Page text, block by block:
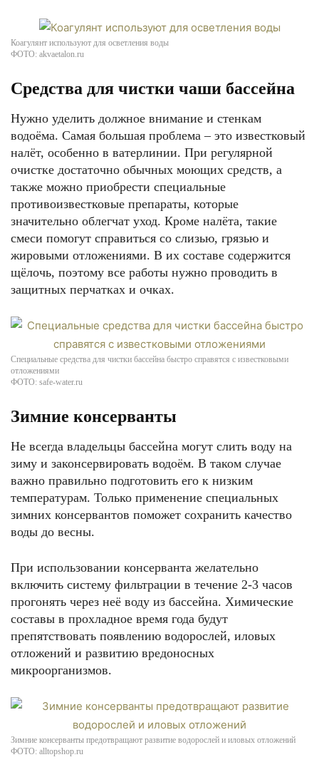
Коагулянт используют для осветления воды
ФОТО: akvaetalon.ru
Средства для чистки чаши бассейна
Нужно уделить должное внимание и стенкам
водоёма. Самая большая проблема – это известковый
налёт, особенно в ватерлинии. При регулярной
очистке достаточно обычных моющих средств, а
также можно приобрести специальные
противоизвестковые препараты, которые
значительно облегчат уход. Кроме налёта, такие
смеси помогут справиться со слизью, грязью и
жировыми отложениями. В их составе содержится
щёлочь, поэтому все работы нужно проводить в
защитных перчатках и очках.
Специальные средства для чистки бассейна быстро справятся с известковыми
отложениями
ФОТО: safe-water.ru
Зимние консерванты
Не всегда владельцы бассейна могут слить воду на
зиму и законсервировать водоём. В таком случае
важно правильно подготовить его к низким
температурам. Только применение специальных
зимних консервантов поможет сохранить качество
воды до весны.
При использовании консерванта желательно
включить систему фильтрации в течение 2-3 часов
прогонять через неё воду из бассейна. Химические
составы в прохладное время года будут
препятствовать появлению водорослей, иловых
отложений и развитию вредоносных
микроорганизмов.
Зимние консерванты предотвращают развитие водорослей и иловых отложений
ФОТО: alltopshop.ru